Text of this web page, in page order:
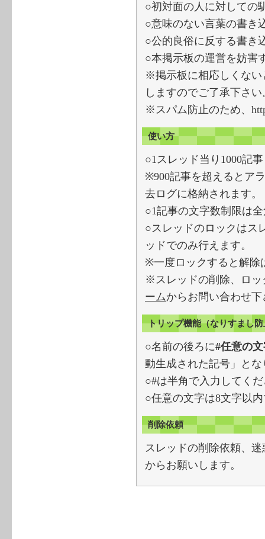
○初対面の人に対しての
○意味のない言葉の書き
○公的良俗に反する書き
○本掲示板の運営を妨害
※掲示板に相応しくない
しますのでご了承下さい
※スパム防止のため、
使い方
○1スレッド当り1000記
※900記事を超えるとア
去ログに格納されます。
○1記事の文字数制限は
○スレッドのロックはス
ッドでのみ行えます。
※一度ロックすると解除
※スレッドの削除、ロッ
ームからお問い合わせ下
トリップ機能（なりすまし防
○名前の後ろに#任意の
動生成された記号」とな
○#は半角で入力してく
○任意の文字は8文字以
削除依頼
スレッドの削除依頼、
からお願いします。